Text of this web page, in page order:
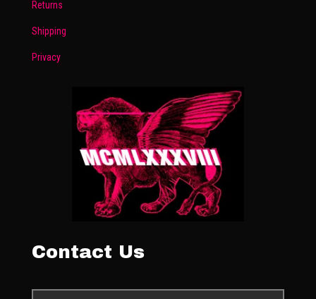
Returns
Shipping
Privacy
Contact Us